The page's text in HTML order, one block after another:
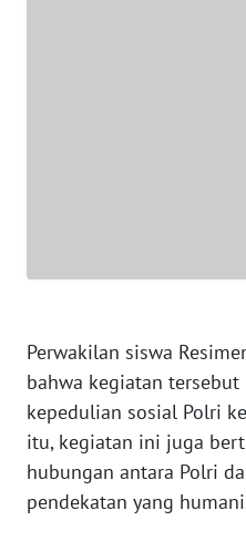
Perwakilan siswa
bahwa kegiatan
kepedulian sosial Polri
itu, kegiatan ini juga
hubungan antara Polri
pendekatan yang
SULBAR
WN
BABEL